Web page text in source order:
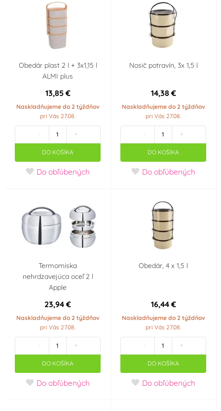
Obedár plast 2 l + 3x1,15 l
ALMI plus
13,85 €
Naskladňujeme do 2 týždňov
pri Vás 27.08.
- +
DO KOŠÍKA
Do obľúbených
Nosič potravín, 3x 1,5 l
14,38 €
Naskladňujeme do 2 týždňov
pri Vás 27.08.
- +
DO KOŠÍKA
Do obľúbených
Termomiska
nehrdzavejúca oceľ 2 l
Apple
23,94 €
Naskladňujeme do 2 týždňov
pri Vás 27.08.
- +
DO KOŠÍKA
Do obľúbených
Obedár, 4 x 1,5 l
16,44 €
Naskladňujeme do 2 týždňov
pri Vás 27.08.
- +
DO KOŠÍKA
Do obľúbených